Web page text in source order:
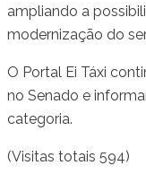
ampliando a
modernização do
O Portal Ei Táxi
no Senado e
categoria.
(Visitas totais 594)